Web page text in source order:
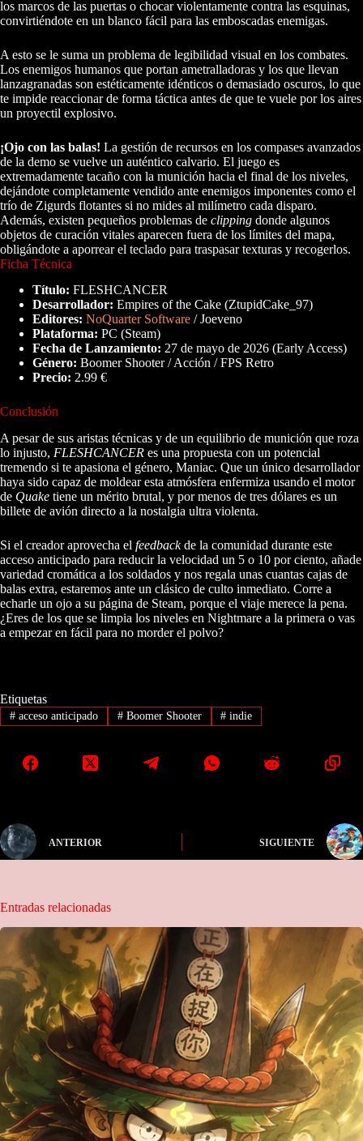
los marcos de las puertas o chocar violentamente contra las esquinas,
convirtiéndote en un blanco fácil para las emboscadas enemigas.
A esto se le suma un problema de legibilidad visual en los combates.
Los enemigos humanos que portan ametralladoras y los que llevan
lanzagranadas son estéticamente idénticos o demasiado oscuros, lo que
te impide reaccionar de forma táctica antes de que te vuele por los aires
un proyectil explosivo.
¡Ojo con las balas! La gestión de recursos en los compases avanzados
de la demo se vuelve un auténtico calvario. El juego es
extremadamente tacaño con la munición hacia el final de los niveles,
dejándote completamente vendido ante enemigos imponentes como el
trío de Zigurds flotantes si no mides al milímetro cada disparo.
Además, existen pequeños problemas de clipping donde algunos
objetos de curación vitales aparecen fuera de los límites del mapa,
obligándote a aporrear el teclado para traspasar texturas y recogerlos.
Ficha Técnica
Título: FLESHCANCER
Desarrollador: Empires of the Cake (ZtupidCake_97)
Editores: NoQuarter Software / Joeveno
Plataforma: PC (Steam)
Fecha de Lanzamiento: 27 de mayo de 2026 (Early Access)
Género: Boomer Shooter / Acción / FPS Retro
Precio: 2.99 €
Conclusión
A pesar de sus aristas técnicas y de un equilibrio de munición que roza
lo injusto, FLESHCANCER es una propuesta con un potencial
tremendo si te apasiona el género, Maniac. Que un único desarrollador
haya sido capaz de moldear esta atmósfera enfermiza usando el motor
de Quake tiene un mérito brutal, y por menos de tres dólares es un
billete de avión directo a la nostalgia ultra violenta.
Si el creador aprovecha el feedbackde la comunidad durante este
acceso anticipado para reducir la velocidad un 5 o 10 por ciento, añade
variedad cromática a los soldados y nos regala unas cuantas cajas de
balas extra, estaremos ante un clásico de culto inmediato. Corre a
echarle un ojo a su página de Steam, porque el viaje merece la pena.
¿Eres de los que se limpia los niveles en Nightmare a la primera o vas
a empezar en fácil para no morder el polvo?
Etiquetas
#acceso anticipado #Boomer Shooter # indie
ANTERIOR SIGUIENTE
Entradas relacionadas